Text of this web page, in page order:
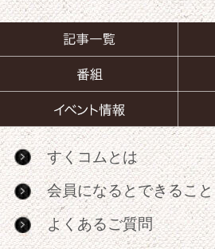
すくコムとは
会員になるとできること
よくあるご質問